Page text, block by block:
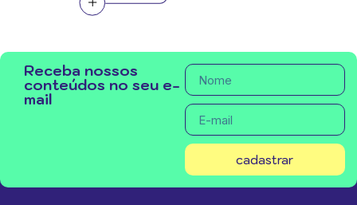
Receba nossos
conteúdos no seu e-
mail
cadastrar